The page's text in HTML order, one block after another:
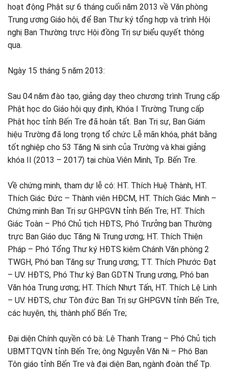
hoạt động Phật sự 6 tháng cuối năm 2013 về Văn phòng
Trung ương Giáo hội, để Ban Thư ký tổng hợp và trình Hội
nghị Ban Thường trực Hội đồng Trị sự biểu quyết thông
qua.
Ngày 15 tháng 5 năm 2013:
Sau 04 năm đào tạo, giảng dạy theo chương trình Trung cấp
Phật học do Giáo hội quy định, Khóa I Trường Trung cấp
Phật học tỉnh Bến Tre đã hoàn tất. Ban Trị sự, Ban Giám
hiệu Trường đã long trọng tổ chức Lễ mãn khóa, phát bằng
tốt nghiệp cho 53 Tăng Ni sinh của Trường và khai giảng
khóa II (2013 – 2017) tại chùa Viên Minh, Tp. Bến Tre.
Về chứng minh, tham dự lễ có: HT. Thích Huệ Thành, HT.
Thích Giác Đức – Thành viên HĐCM, HT. Thích Giác Minh –
Chứng minh Ban Trị sự GHPGVN tỉnh Bến Tre; HT. Thích
Giác Toàn – Phó Chủ tịch HĐTS, Phó Trưởng ban Thường
trực Ban Giáo dục Tăng Ni Trung ương; HT. Thích Thiện
Pháp – Phó Tổng Thư ký HĐTS kiêm Chánh Văn phòng 2
TWGH, Phó ban Tăng sự Trung ương; TT. Thích Phước Đạt
– UV. HĐTS, Phó Thư ký Ban GDTN Trung ương, Phó ban
Văn hóa Trung ương; HT. Thích Nhựt Tấn, HT. Thích Lệ Linh
– UV. HĐTS, chư Tôn đức Ban Trị sự GHPGVN tỉnh Bến Tre,
các huyện, thị, thành phố Bến Tre;
Đại diện Chính quyền có bà: Lê Thanh Trang – Phó Chủ tịch
UBMTTQVN tỉnh Bến Tre; ông Nguyễn Văn Ni – Phó Ban
Tôn giáo tỉnh Bến Tre và đại diện Ban, ngành đoàn thể Tp.